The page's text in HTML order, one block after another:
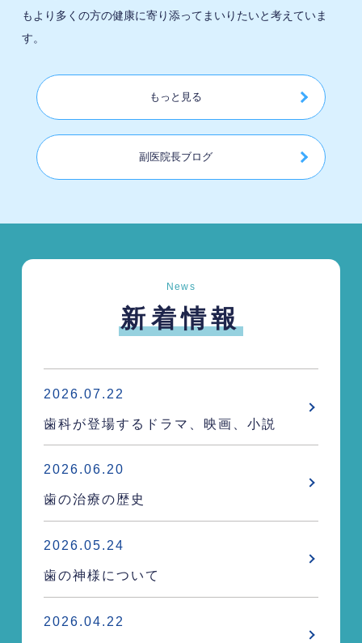
もより多くの方の健康に寄り添ってまいりたいと考えていま
す。
もっと見る
副医院長ブログ
News
新着情報
2026.07.22
歯科が登場するドラマ、映画、小説
2026.06.20
歯の治療の歴史
2026.05.24
歯の神様について
2026.04.22